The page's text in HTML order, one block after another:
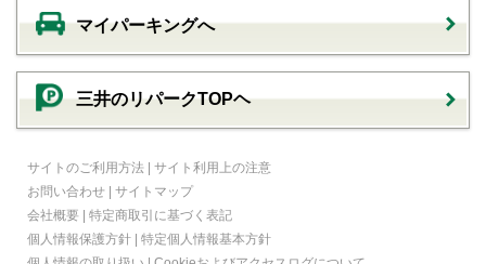
マイパーキングへ
三井のリパークTOPヘ
サイトのご利用方法 | サイト利用上の注意
お問い合わせ | サイトマップ
会社概要 | 特定商取引に基づく表記
個人情報保護方針 | 特定個人情報基本方針